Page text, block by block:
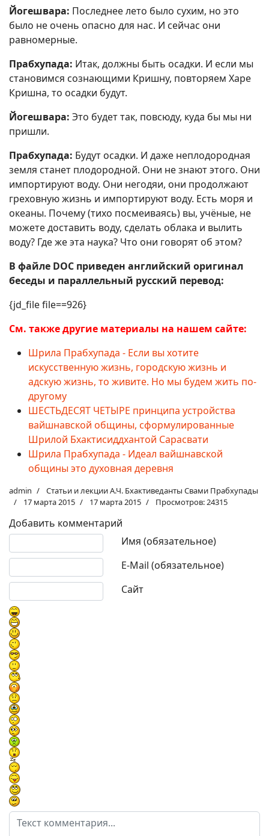
Йогешвара: Последнее лето было сухим, но это
было не очень опасно для нас. И сейчас они
равномерные.
Прабхупада: Итак, должны быть осадки. И если мы
становимся сознающими Кришну, повторяем Харе
Кришна, то осадки будут.
Йогешвара: Это будет так, повсюду, куда бы мы ни
пришли.
Прабхупада: Будут осадки. И даже неплодородная
земля станет плодородной. Они не знают этого. Они
импортируют воду. Они негодяи, они продолжают
греховную жизнь и импортируют воду. Есть моря и
океаны. Почему (тихо посмеиваясь) вы, учёные, не
можете доставить воду, сделать облака и вылить
воду? Где же эта наука? Что они говорят об этом?
В файле DOC приведен английский оригинал
беседы и параллельный русский перевод:
{jd_file file==926}
См. также другие материалы на нашем сайте:
Шрила Прабхупада - Если вы хотите
искусственную жизнь, городскую жизнь и
адскую жизнь, то живите. Но мы будем жить по-
другому
ШЕСТЬДЕСЯТ ЧЕТЫРЕ принципа устройства
вайшнавской общины, сформулированные
Шрилой Бхактисиддхантой Сарасвати
Шрила Прабхупада - Идеал вайшнавской
общины это духовная деревня
admin
Статьи и лекции А.Ч. Бхактиведанты Свами Прабхупады
17 марта 2015
17 марта 2015 Просмотров: 24315
Добавить комментарий
Имя (обязательное)
E-Mail (обязательное)
Сайт